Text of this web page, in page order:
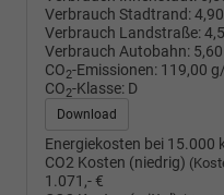
Verbrauch Stadtrand:
Verbrauch Landstraße:
Verbrauch Autobahn:
CO2-Emissionen: 119,00
CO2-Klasse: D
Download
Energiekosten bei 15.000
CO2 Kosten (niedrig)
1.071,- €